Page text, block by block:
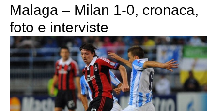
Malaga – Milan 1-0, cronaca,
foto e interviste